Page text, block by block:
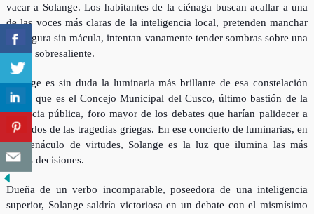
vacar a Solange. Los habitantes de la ciénaga buscan acallar a una
de las voces más claras de la inteligencia local, pretenden manchar
una figura sin mácula, intentan vanamente tender sombras sobre una
figura sobresaliente.
Solange es sin duda la luminaria más brillante de esa constelación
etérea que es el Concejo Municipal del Cusco, último bastión de la
decencia pública, foro mayor de los debates que harían palidecer a
los aedos de las tragedias griegas. En ese concierto de luminarias, en
ese cenáculo de virtudes, Solange es la luz que ilumina las más
sabias decisiones.
Dueña de un verbo incomparable, poseedora de una inteligencia
superior, Solange saldría victoriosa en un debate con el mismísimo